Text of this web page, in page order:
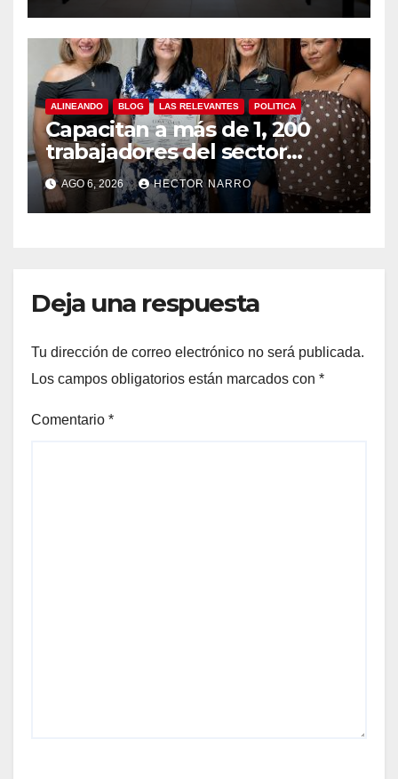
ALINEANDO BLOG LAS RELEVANTES POLITICA
Capacitan a más de 1, 200
trabajadores del sector
hotelero en derechos
humanos y respeto laboral
en Los Cabos
AGO 6, 2026 HECTOR NARRO
Deja una respuesta
Tu dirección de correo electrónico no será publicada.
Los campos obligatorios están marcados con *
Comentario *